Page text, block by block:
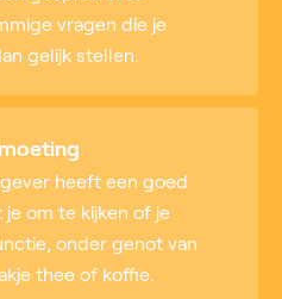
vragen die je
gelijk stellen.
heeft een goed
om te kijken of je
onder genot van
thee of koffie.